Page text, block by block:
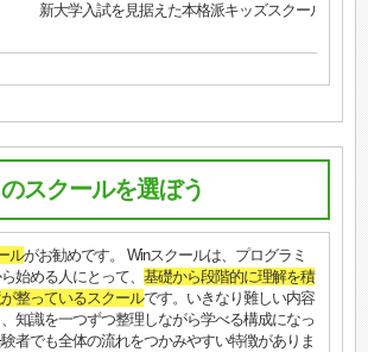
新大学入試を見据えた本格派キッズスクール
スクールを選ぼう
ルがお勧めです。 Winスクールは、プログラミ
始める人にとって、 基礎から段階的に理解を積
整っているスクールです。いきなり難しい内容
知識を一つずつ整理しながら学べる構成になっ
者でも全体の流れをつかみやすい特徴がありま